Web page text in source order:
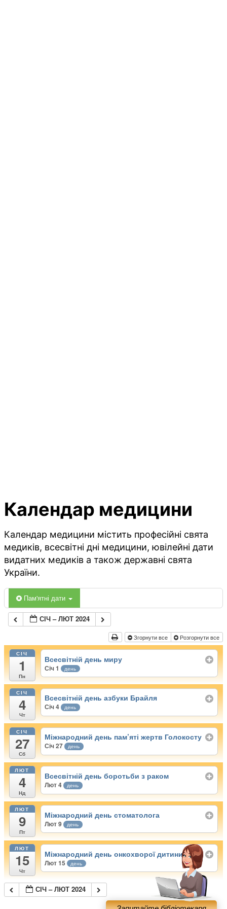
Календар медицини
Календар медицини містить професійні свята
медиків, всесвітні дні медицини, ювілейні дати
видатних медиків а також державні свята
України.
Пам'ятні дати
СІЧ – ЛЮТ 2024
Згорнути все Розгорнути все
СІЧ
1
Пн
Всесвітній день миру
Січ 1 день
СІЧ
4
Чт
Всесвітній день азбуки Брайля
Січ 4 день
СІЧ
27
Сб
Міжнародний день пам’яті жертв Голокосту
Січ 27 день
ЛЮТ
4
Нд
Всесвітній день боротьби з раком
Лют 4 день
ЛЮТ
9
Пт
Міжнародний день стоматолога
Лют 9 день
ЛЮТ
15
Чт
Міжнародний день онкохворої дитини
Лют 15 день
СІЧ – ЛЮТ 2024